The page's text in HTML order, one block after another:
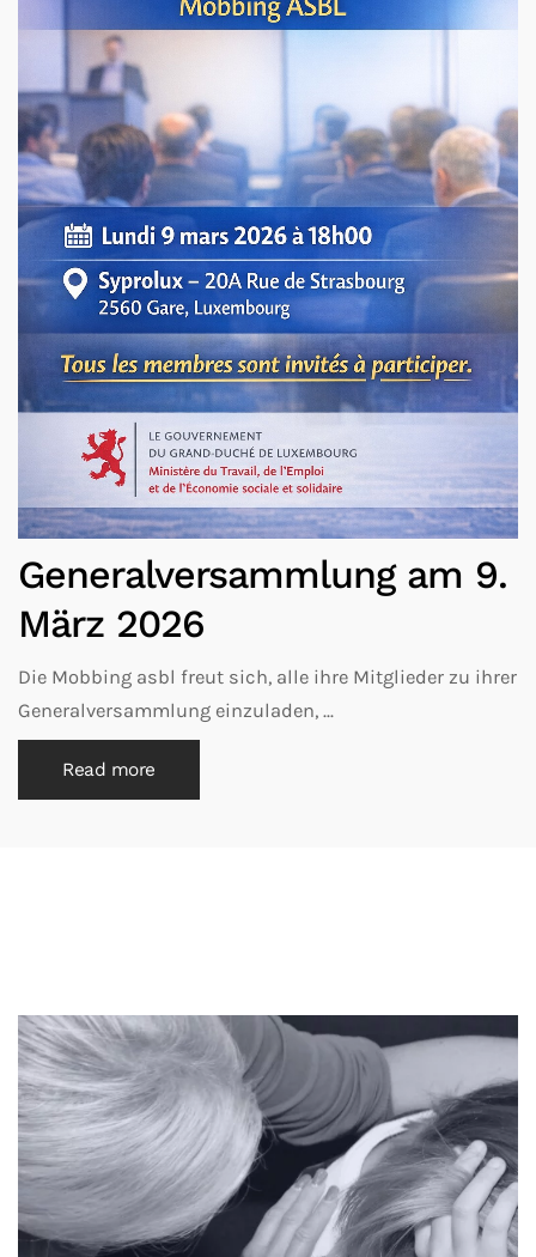
Generalversammlung am 9.
März 2026
Die Mobbing asbl freut sich, alle ihre Mitglieder zu ihrer
Generalversammlung einzuladen, ...
Read more